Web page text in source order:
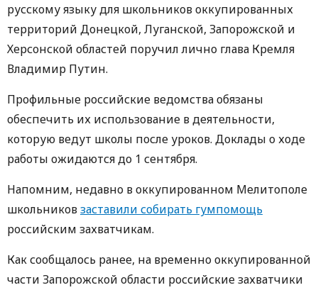
русскому языку для школьников оккупированных
территорий Донецкой, Луганской, Запорожской и
Херсонской областей поручил лично глава Кремля
Владимир Путин.
Профильные российские ведомства обязаны
обеспечить их использование в деятельности,
которую ведут школы после уроков. Доклады о ходе
работы ожидаются до 1 сентября.
Напомним, недавно в оккупированном Мелитополе
школьниковзаставили собирать гумпомощь
российским захватчикам.
Как сообщалось ранее, на временно оккупированной
части Запорожской области российские захватчики